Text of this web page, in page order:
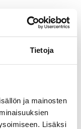
Tietoja
ja mainosten
Lisäksi